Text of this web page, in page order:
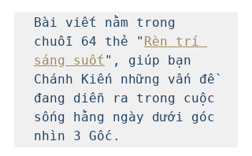
Bài viết nằm trong
chuỗi 64 thẻ " Rèn trí
sáng suốt ", giúp bạn
Chánh Kiến những vấn đề
đang diễn ra trong cuộc
sống hằng ngày dưới góc
nhìn 3 Gốc.